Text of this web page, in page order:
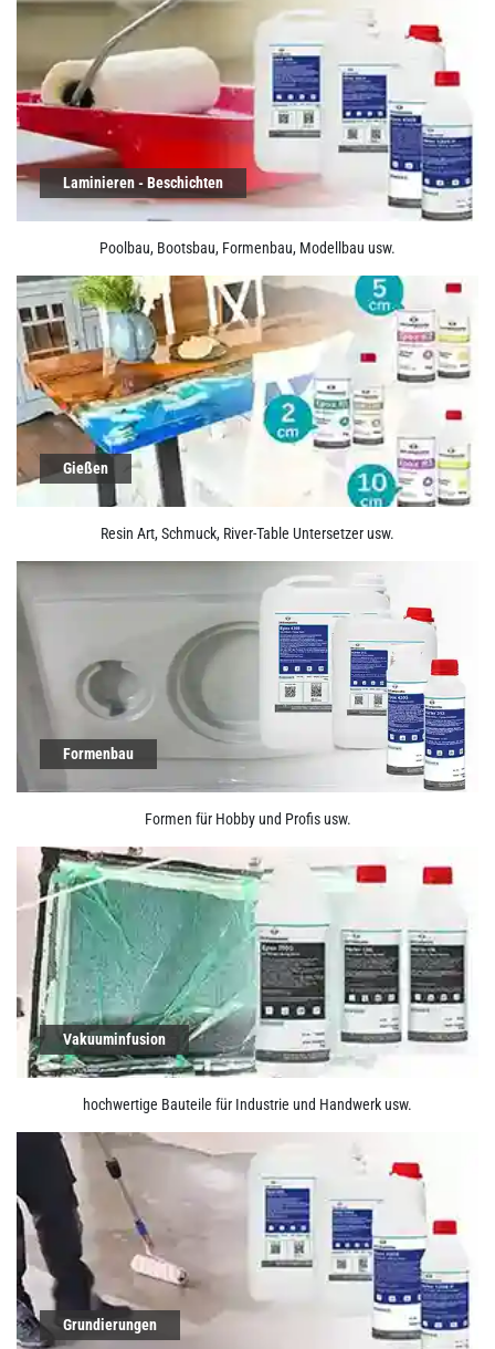
Laminieren - Beschichten
Poolbau, Bootsbau, Formenbau, Modellbau usw.
Gießen
Resin Art, Schmuck, River-Table Untersetzer usw.
Formenbau
Formen für Hobby und Profis usw.
Vakuuminfusion
hochwertige Bauteile für Industrie und Handwerk usw.
Grundierungen